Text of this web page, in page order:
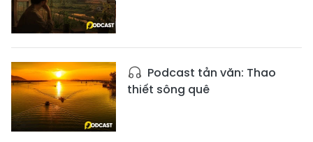
Podcast tản văn: Thao
thiết sông quê